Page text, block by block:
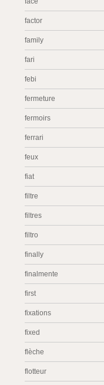
factor
family
fari
febi
fermeture
fermoirs
ferrari
feux
fiat
filtre
filtres
filtro
finally
finalmente
first
fixations
fixed
flèche
flotteur